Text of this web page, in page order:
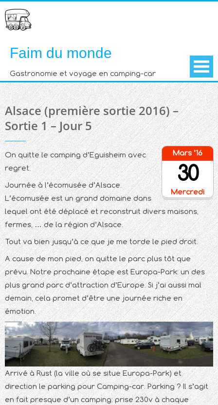
to
content
Faim du monde
Gastronomie et voyage en camping-car
Alsace (première sortie 2016) –
Sortie 1 – Jour 5
Mercredi
Mars ’16
30
On quitte le camping d’Eguisheim avec
regret.
Journée à l’écomusée d’Alsace.
L’écomusée est un grand domaine dans
lequel ont été déplacé et reconstruit divers maisons,
fermes, … de la région d’Alsace.
Tout va bien jusqu’à ce que je me torde le pied droit.
A cause de mon pied, on quitte le parc plus tôt que
prévu. Notre prochaine étape est Europa-Park: un des
plus grand parc d’attraction d’Europe. Si j’ai aussi mal
demain, cela promet d’être une journée riche en
émotion.
Arrivé à Rust (la ville où se situe Europa-Park) et
direction le parking pour Camping-car. Parking ? Il s’agit
en fait presque d’un camping: prise 230v à chaque